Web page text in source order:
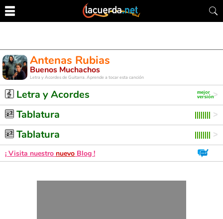
Antenas Rubias
Buenos Muchachos
Letra y Acordes de Guitarra. Aprende a tocar esta canción
Letra y Acordes
Tablatura
Tablatura
¡ Visita nuestro nuevo Blog !